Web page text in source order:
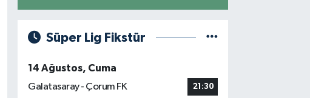
Süper Lig Fikstür
14 Ağustos, Cuma
Galatasaray - Çorum FK
21:30